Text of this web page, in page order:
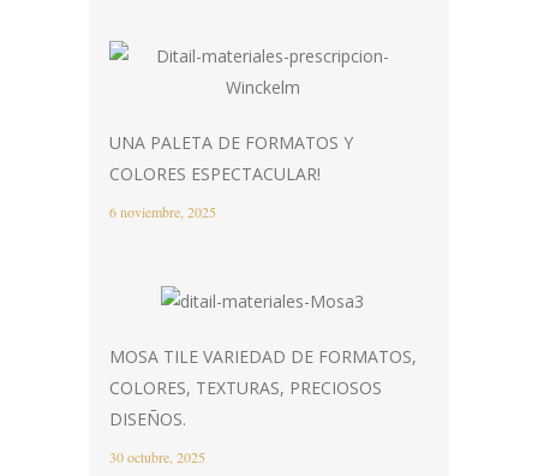
UNA PALETA DE FORMATOS Y
COLORES ESPECTACULAR!
6 noviembre, 2025
MOSA TILE VARIEDAD DE FORMATOS,
COLORES, TEXTURAS, PRECIOSOS
DISEÑOS.
30 octubre, 2025